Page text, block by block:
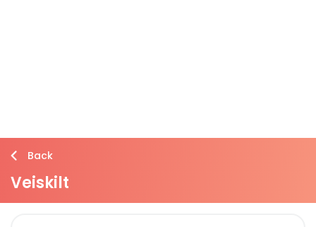
Back
Veiskilt